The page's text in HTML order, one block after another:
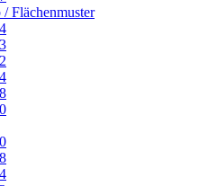
Flächenmuster